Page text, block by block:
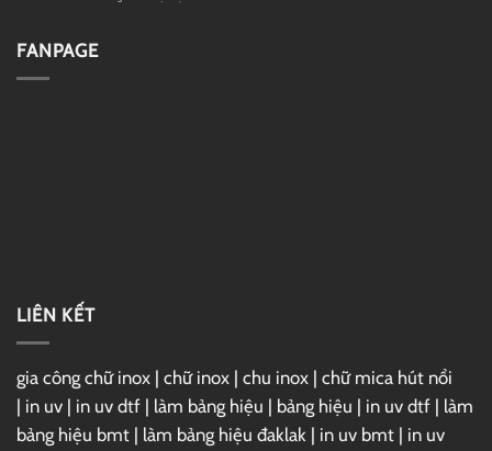
FANPAGE
LIÊN KẾT
gia công chữ inox | chữ inox | chu inox | chữ mica hút nổi
| in uv | in uv dtf | làm bảng hiệu | bảng hiệu | in uv dtf | làm
bảng hiệu bmt | làm bảng hiệu đaklak | in uv bmt | in uv